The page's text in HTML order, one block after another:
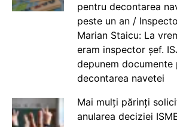
pentru decontarea
peste un an /
Marian Staicu: La
eram inspector șef.
depunem documente
decontarea navetei
Mai mulți părinți
anularea deciziei